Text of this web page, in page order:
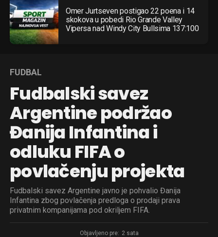
Omer Jurtseven postigao 22 poena i 14
skokova u pobedi Rio Grande Valley
Vipersa nad Windy City Bullsima 137:100
FUDBAL
Fudbalski savez
Argentine podržao
Đanija Infantina i
odluku FIFA o
povlačenju projekta
Fudbalski savez Argentine javno je pohvalio Đanija
Infantina zbog povlačenja predloga o prodaji prava
privatnim kompanijama pod okriljem FIFA.
Objavljeno pre: 2 sata